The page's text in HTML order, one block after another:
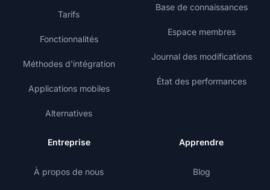
Tarifs
Fonctionnalités
Méthodes d'intégration
Applications mobiles
Alternatives
Base de connaissances
Espace membres
Journal des modifications
État des performances
Entreprise
À propos de nous
Apprendre
Blog